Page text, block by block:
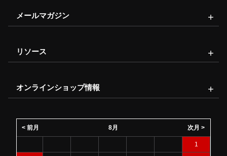
メールマガジン
リソース
オンラインショップ情報
8月
< 前月 次月 >
1